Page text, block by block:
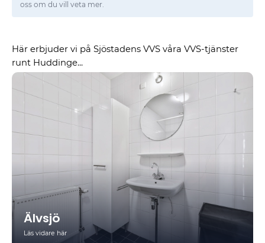
oss om du vill veta mer.
Här erbjuder vi på Sjöstadens VVS våra VVS-tjänster
runt Huddinge...
Älvsjö
Läs vidare här